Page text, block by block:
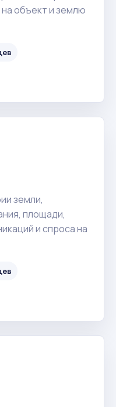
объект и землю
земли,
площади,
и спроса на